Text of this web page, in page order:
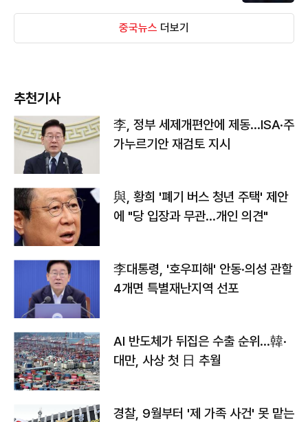
중국뉴스 더보기
추천기사
李, 정부 세제개편안에 제동…ISA·주
가누르기안 재검토 지시
與, 황희 '폐기 버스 청년 주택' 제안
에 "당 입장과 무관…개인 의견"
李대통령, '호우피해' 안동·의성 관할
4개면 특별재난지역 선포
AI 반도체가 뒤집은 수출 순위…韓·
대만, 사상 첫 日 추월
경찰, 9월부터 '제 가족 사건' 못 맡는